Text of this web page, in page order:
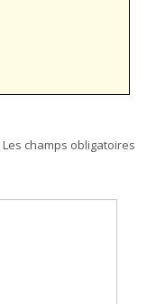
Les champs obligatoires